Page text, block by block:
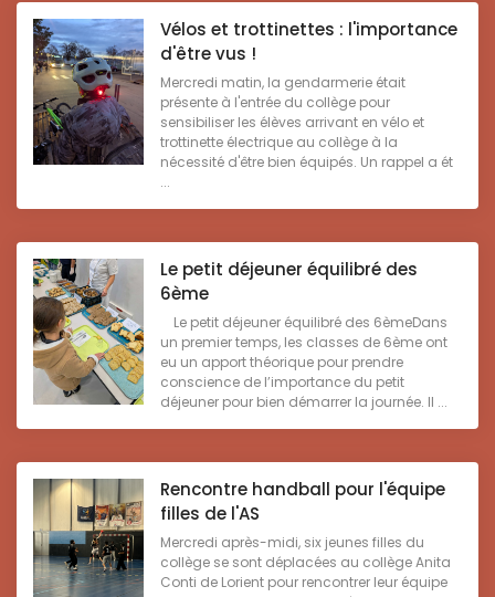
Vélos et trottinettes : l'importance
d'être vus !
Mercredi matin, la gendarmerie était
présente à l'entrée du collège pour
sensibiliser les élèves arrivant en vélo et
trottinette électrique au collège à la
nécessité d'être bien équipés. Un rappel a ét
...
Le petit déjeuner équilibré des
6ème
Le petit déjeuner équilibré des 6èmeDans
un premier temps, les classes de 6ème ont
eu un apport théorique pour prendre
conscience de l’importance du petit
déjeuner pour bien démarrer la journée. Il ...
Rencontre handball pour l'équipe
filles de l'AS
Mercredi après-midi, six jeunes filles du
collège se sont déplacées au collège Anita
Conti de Lorient pour rencontrer leur équipe